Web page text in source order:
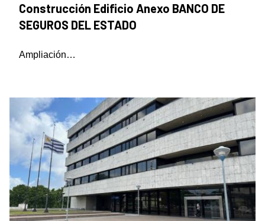
Construcción Edificio Anexo BANCO DE
SEGUROS DEL ESTADO
Ampliación…